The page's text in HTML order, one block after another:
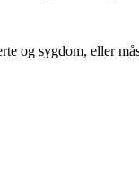
og sygdom, eller